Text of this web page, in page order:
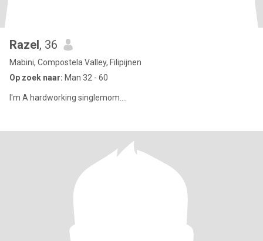
Razel, 36
Mabini, Compostela Valley, Filipijnen
Op zoek naar: Man 32 - 60
I'm A hardworking singlemom....